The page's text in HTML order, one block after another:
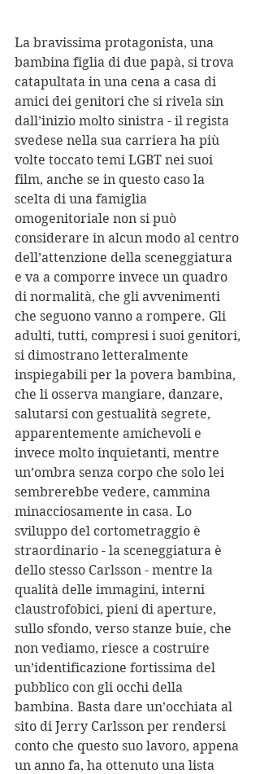
La bravissima protagonista, una
bambina figlia di due papà, si trova
catapultata in una cena a casa di
amici dei genitori che si rivela sin
dall’inizio molto sinistra - il regista
svedese nella sua carriera ha più
volte toccato temi LGBT nei suoi
film, anche se in questo caso la
scelta di una famiglia
omogenitoriale non si può
considerare in alcun modo al centro
dell’attenzione della sceneggiatura
e va a comporre invece un quadro
di normalità, che gli avvenimenti
che seguono vanno a rompere. Gli
adulti, tutti, compresi i suoi genitori,
si dimostrano letteralmente
inspiegabili per la povera bambina,
che li osserva mangiare, danzare,
salutarsi con gestualità segrete,
apparentemente amichevoli e
invece molto inquietanti, mentre
un’ombra senza corpo che solo lei
sembrerebbe vedere, cammina
minacciosamente in casa. Lo
sviluppo del cortometraggio è
straordinario - la sceneggiatura è
dello stesso Carlsson - mentre la
qualità delle immagini, interni
claustrofobici, pieni di aperture,
sullo sfondo, verso stanze buie, che
non vediamo, riesce a costruire
un’identificazione fortissima del
pubblico con gli occhi della
bambina. Basta dare un’occhiata al
sito di Jerry Carlsson per rendersi
conto che questo suo lavoro, appena
un anno fa, ha ottenuto una lista